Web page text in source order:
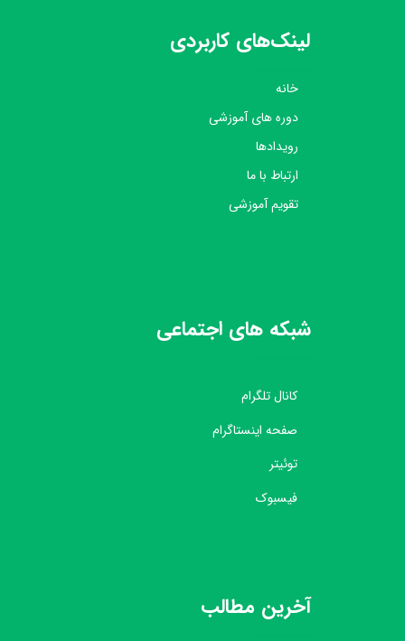
لینک‌های کاربردی
خانه
دوره های آموزشی
رویدادها
ارتباط با ما
تقویم آموزشی
آخرین مطالب
شبکه های اجتماعی
کانال تلگرام
صفحه اینستاگرام
توئیتر
فیسبوک